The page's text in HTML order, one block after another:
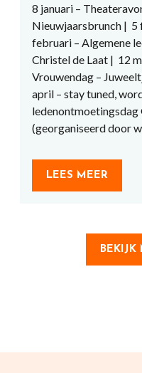
8 januari –
Nieuwjaarsbrunch | 5
februari – Algemene
Christel de Laat | 12
Vrouwendag –
april – stay tuned,
(georganiseerd door
LEES MEER
BEKIJK